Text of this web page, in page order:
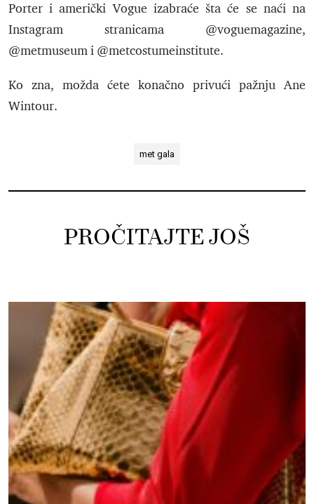
Porter i američki Vogue izabraće šta će se naći na
Instagram stranicama @voguemagazine,
@metmuseum i @metcostumeinstitute.
Ko zna, možda ćete konačno privući pažnju Ane
Wintour.
met gala
PROČITAJTE JOŠ